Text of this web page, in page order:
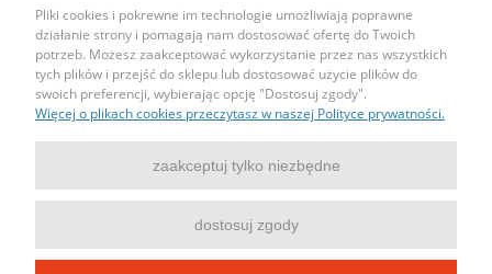
Moje konto
Informacje
Kontakt
tel: 690443043
mail: sklep@igniazdka.pl
Pliki cookies i pokrewne im technologie umożliwiają poprawne
działanie strony i pomagają nam dostosować ofertę do Twoich
potrzeb. Możesz zaakceptować wykorzystanie przez nas wszystkich
tych plików i przejść do sklepu lub dostosować użycie plików do
swoich preferencji, wybierając opcję "Dostosuj zgody".
Więcej o plikach cookies przeczytasz w naszej Polityce prywatności.
zaakceptuj tylko niezbędne
dostosuj zgody